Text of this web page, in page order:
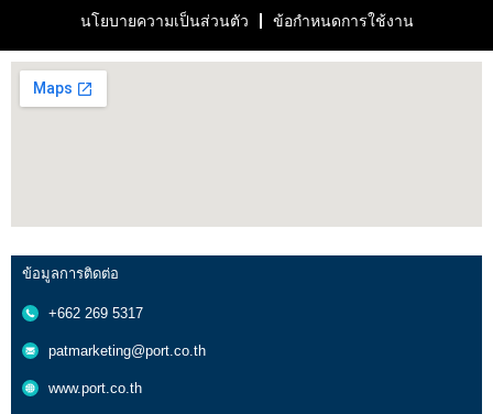
นโยบายความเป็นส่วนตัว ข้อกำหนดการใช้งาน
ข้อมูลการติดต่อ
+662 269 5317
patmarketing@port.co.th
www.port.co.th